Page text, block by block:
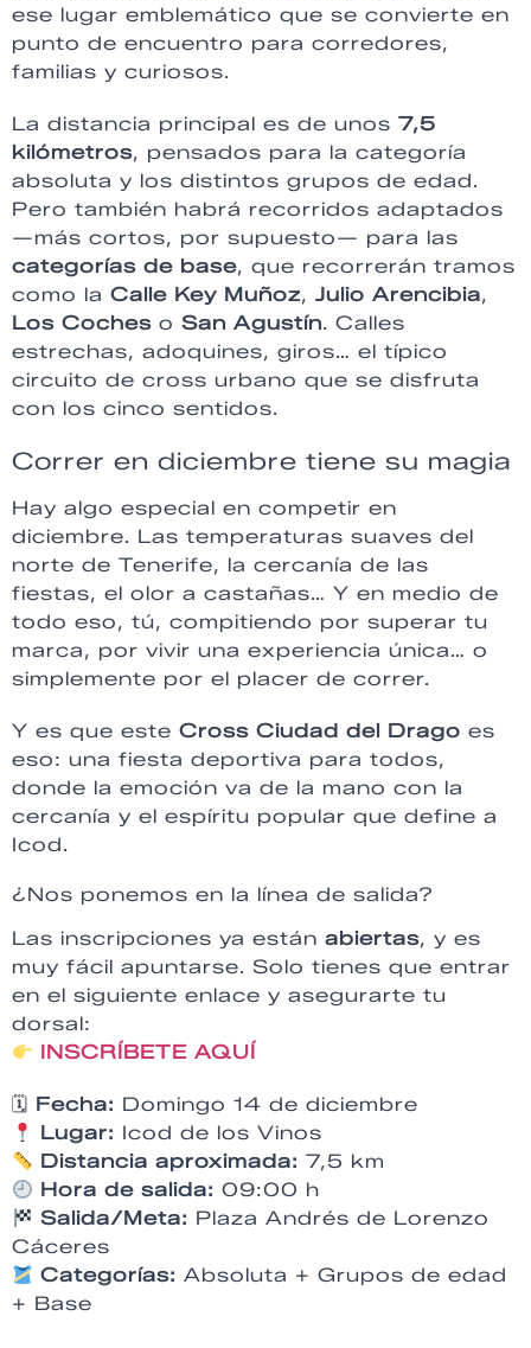
ese lugar emblemático que se convierte en
punto de encuentro para corredores,
familias y curiosos.
La distancia principal es de unos 7,5
kilómetros, pensados para la categoría
absoluta y los distintos grupos de edad.
Pero también habrá recorridos adaptados
—más cortos, por supuesto— para las
categorías de base, que recorrerán tramos
como la Calle Key Muñoz, Julio Arencibia,
Los Coches o San Agustín. Calles
estrechas, adoquines, giros… el típico
circuito de cross urbano que se disfruta
con los cinco sentidos.
Correr en diciembre tiene su magia
Hay algo especial en competir en
diciembre. Las temperaturas suaves del
norte de Tenerife, la cercanía de las
fiestas, el olor a castañas… Y en medio de
todo eso, tú, compitiendo por superar tu
marca, por vivir una experiencia única… o
simplemente por el placer de correr.
Y es que este Cross Ciudad del Drago es
eso: una fiesta deportiva para todos,
donde la emoción va de la mano con la
cercanía y el espíritu popular que define a
Icod.
¿Nos ponemos en la línea de salida?
Las inscripciones ya están abiertas, y es
muy fácil apuntarse. Solo tienes que entrar
en el siguiente enlace y asegurarte tu
dorsal:
INSCRÍBETE AQUÍ
🗓 Fecha: Domingo 14 de diciembre
Lugar: Icod de los Vinos
Distancia aproximada: 7,5 km
Hora de salida: 09:00 h
Salida/Meta: Plaza Andrés de Lorenzo
Cáceres
Categorías: Absoluta + Grupos de edad
+ Base